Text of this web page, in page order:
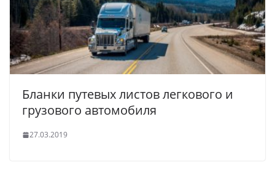
Бланки путевых листов легкового и
грузового автомобиля
27.03.2019